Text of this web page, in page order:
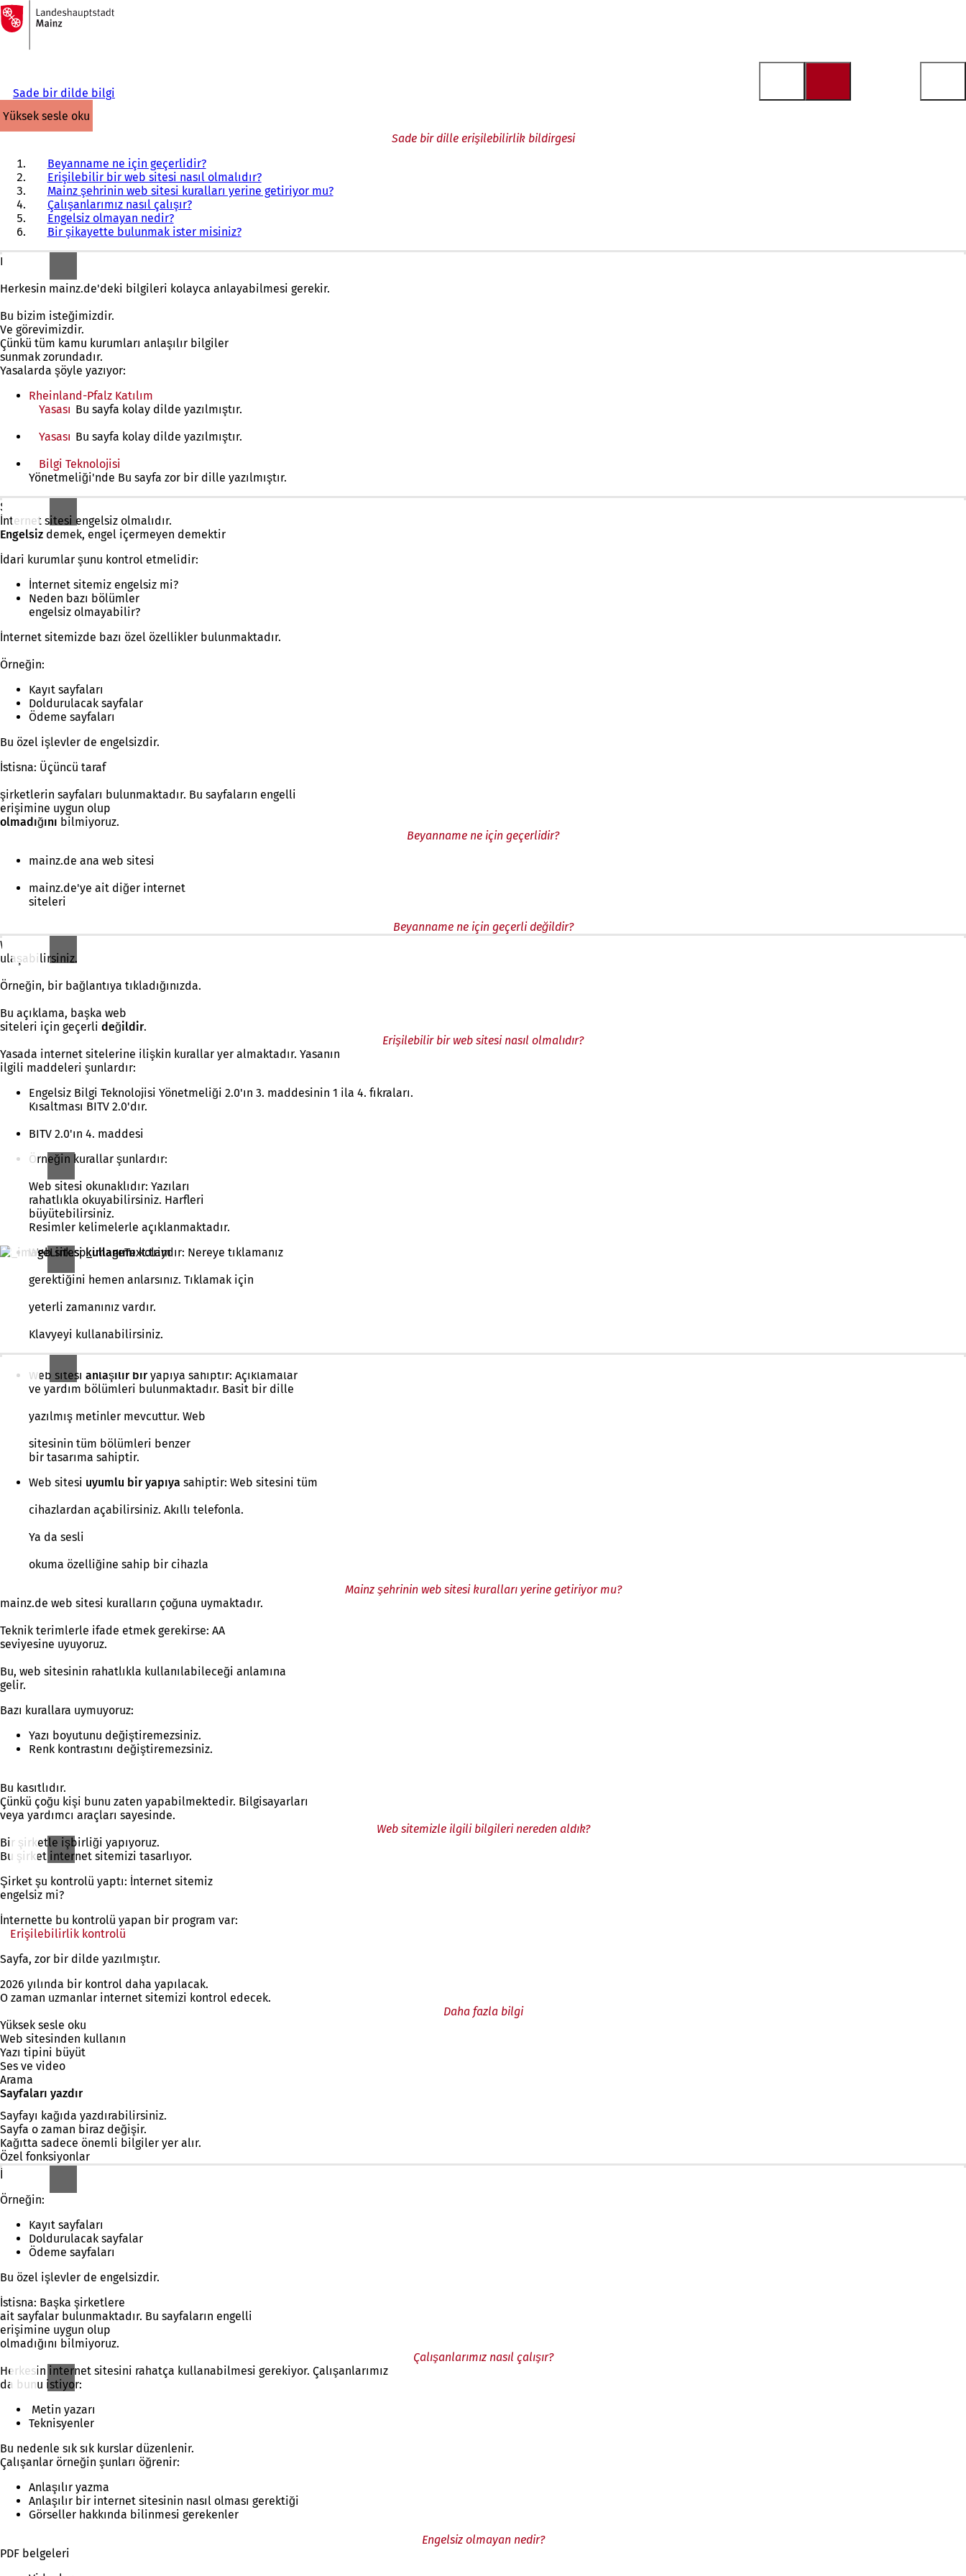
İçeriğe atla
Ana
sayfaya
Sade bir dilde bilgi
yüksek sesle oku
Sade bir dille erişilebilirlik bildirgesi
Beyanname ne için geçerlidir?
Erişilebilir bir web sitesi nasıl olmalıdır?
Mainz şehrinin web sitesi kuralları yerine getiriyor mu?
Çalışanlarımız nasıl çalışır?
Engelsiz olmayan nedir?
Bir şikayette bulunmak ister misiniz?
Herkesin mainz.de internet sitesini rahatlıkla kullanabilmesi gerekir.
Herkesin mainz.de'deki bilgileri kolayca anlayabilmesi gerekir.
Bu bizim isteğimizdir.
Ve görevimizdir.
Çünkü tüm kamu kurumları anlaşılır bilgiler
sunmak zorundadır.
Yasalarda şöyle yazıyor:
Rheinland-Pfalz Katılım
Yasası (Yeni
sekmede
Bu sayfa kolay dilde yazılmıştır.
Yasası (Yeni
sekmede
açılır)
Bu sayfa kolay dilde yazılmıştır.
Bilgi Teknolojisi
bir
Yönetmeliği'nde Bu sayfa zor bir dille yazılmıştır.
Şöyle de denir:
İnternet sitesi engelsiz olmalıdır.
Engelsiz demek, engel içermeyen demektir
İdari kurumlar şunu kontrol etmelidir:
İnternet sitemiz engelsiz mi?
Neden bazı bölümler
engelsiz olmayabilir?
İnternet sitemizde bazı özel özellikler bulunmaktadır.
Örneğin:
Kayıt sayfaları
Doldurulacak sayfalar
Ödeme sayfaları
Bu özel işlevler de engelsizdir.
İstisna: Üçüncü taraf
şirketlerin sayfaları bulunmaktadır. Bu sayfaların engelli
erişimine uygun olup
olmadığını bilmiyoruz.
Beyanname ne için geçerlidir?
mainz.de ana web sitesi
mainz.de'ye ait diğer internet
siteleri
Beyanname ne için geçerli değildir?
Web sitemizden başka web sitelerine
ulaşabilirsiniz.
Örneğin, bir bağlantıya tıkladığınızda.
Bu açıklama, başka web
siteleri için geçerli değildir.
Erişilebilir bir web sitesi nasıl olmalıdır?
Yasada internet sitelerine ilişkin kurallar yer almaktadır. Yasanın
ilgili maddeleri şunlardır:
Engelsiz Bilgi Teknolojisi Yönetmeliği 2.0'ın 3. maddesinin 1 ila 4. fıkraları.
Kısaltması BITV 2.0'dır.
BITV 2.0'ın 4. maddesi
Örneğin kurallar şunlardır:
Web sitesi okunaklıdır: Yazıları
rahatlıkla okuyabilirsiniz. Harfleri
büyütebilirsiniz.
Resimler kelimelerle açıklanmaktadır.
Web sitesikullanımıkolaydır: Nereye tıklamanız
gerektiğini hemen anlarsınız. Tıklamak için
yeterli zamanınız vardır.
Klavyeyi kullanabilirsiniz.
Web sitesi anlaşılır biryapıya sahiptir: Açıklamalar
ve yardım bölümleri bulunmaktadır. Basit bir dille
yazılmış metinler mevcuttur. Web
sitesinin tüm bölümleri benzer
bir tasarıma sahiptir.
Web sitesi uyumlu bir yapıya sahiptir: Web sitesini tüm
cihazlardan açabilirsiniz. Akıllı telefonla.
Ya da sesli
okuma özelliğine sahip bir cihazla
Mainz şehrinin web sitesi kuralları yerine getiriyor mu?
mainz.de web sitesi kuralların çoğuna uymaktadır.
Teknik terimlerle ifade etmek gerekirse: AA
seviyesine uyuyoruz.
Bu, web sitesinin rahatlıkla kullanılabileceği anlamına
gelir.
Bazı kurallara uymuyoruz:
Yazı boyutunu değiştiremezsiniz.
Renk kontrastını değiştiremezsiniz.
Bu kasıtlıdır.
Çünkü çoğu kişi bunu zaten yapabilmektedir. Bilgisayarları
veya yardımcı araçları sayesinde.
Web sitemizle ilgili bilgileri nereden aldık?
Bir şirketle işbirliği yapıyoruz.
Bu şirket internet sitemizi tasarlıyor.
Şirket şu kontrolü yaptı: İnternet sitemiz
engelsiz mi?
İnternette bu kontrolü yapan bir program var:
Erişilebilirlik kontrolü
sekmede
Sayfa, zor bir dilde yazılmıştır.
2026 yılında bir kontrol daha yapılacak.
O zaman uzmanlar internet sitemizi kontrol edecek.
Daha fazla bilgi
Yüksek sesle oku
Web sitesinden kullanın
Yazı tipini büyüt
Ses ve video
Arama
Sayfaları yazdır
Sayfayı kağıda yazdırabilirsiniz.
Sayfa o zaman biraz değişir.
Kağıtta sadece önemli bilgiler yer alır.
Özel fonksiyonlar
İnternet sitemizde özel özellikler bulunmaktadır.
Örneğin:
Kayıt sayfaları
Doldurulacak sayfalar
Ödeme sayfaları
Bu özel işlevler de engelsizdir.
İstisna: Başka şirketlere
ait sayfalar bulunmaktadır. Bu sayfaların engelli
erişimine uygun olup
olmadığını bilmiyoruz.
Çalışanlarımız nasıl çalışır?
Herkesin internet sitesini rahatça kullanabilmesi gerekiyor. Çalışanlarımız
da bunu istiyor:
Metin yazarı
Teknisyenler
Bu nedenle sık sık kurslar düzenlenir.
Çalışanlar örneğin şunları öğrenir:
Anlaşılır yazma
Anlaşılır bir internet sitesinin nasıl olması gerektiği
Görseller hakkında bilinmesi gerekenler
Engelsiz olmayan nedir?
PDF belgeleri